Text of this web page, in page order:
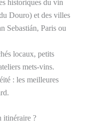
historiques du vin
Douro) et des villes
Sebastián, Paris ou
locaux, petits
mets-vins.
: les meilleures
itinéraire ?